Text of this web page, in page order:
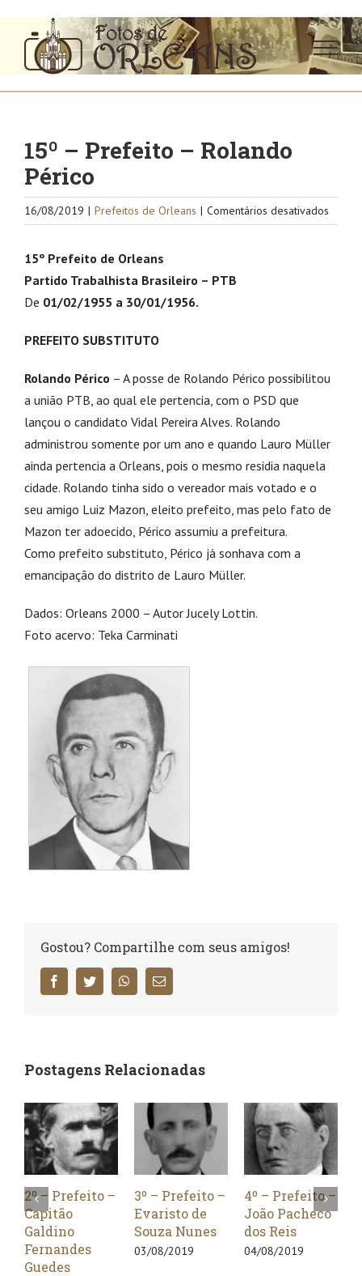
conteúdo
15º – Prefeito – Rolando
Périco
16/08/2019 | Prefeitos de Orleans | Comentários desativados
15º
15º Prefeito de Orleans
Partido Trabalhista Brasileiro – PTB
De 01/02/1955 a 30/01/1956.
PREFEITO SUBSTITUTO
Rolando Périco – A posse de Rolando Périco possibilitou
a união PTB, ao qual ele pertencia, com o PSD que
lançou o candidato Vidal Pereira Alves. Rolando
administrou somente por um ano e quando Lauro Müller
ainda pertencia a Orleans, pois o mesmo residia naquela
cidade. Rolando tinha sido o vereador mais votado e o
seu amigo Luiz Mazon, eleito prefeito, mas pelo fato de
Mazon ter adoecido, Périco assumiu a prefeitura.
Como prefeito substituto, Périco já sonhava com a
emancipação do distrito de Lauro Müller.
Dados: Orleans 2000 – Autor Jucely Lottin.
Foto acervo: Teka Carminati
Gostou? Compartilhe com seus amigos!
FacebookTwitter WhatsApp
E-
mail
Postagens Relacionadas
2º – Prefeito –
Capitão
Galdino
Fernandes
Guedes
3º – Prefeito –
Evaristo de
Souza Nunes
03/08/2019
4º – Prefeito –
João Pacheco
dos Reis
04/08/2019